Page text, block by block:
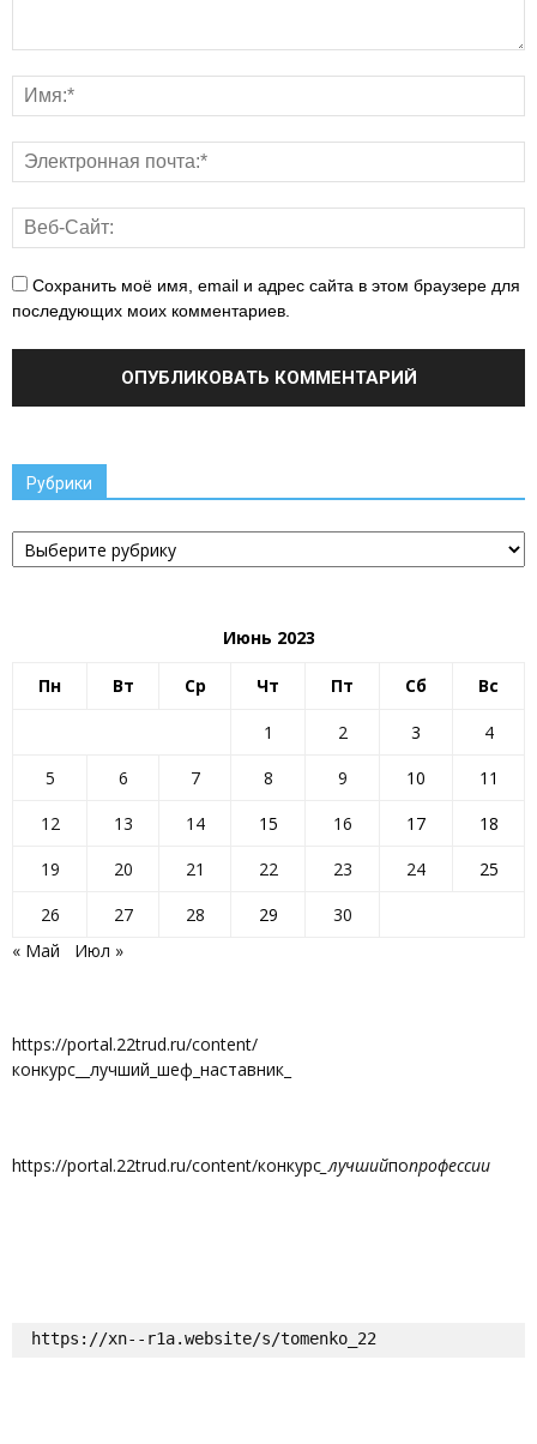
Сохранить моё имя, email и адрес сайта в этом браузере для
последующих моих комментариев.
Рубрики
Рубрики
Июнь 2023
Пн Вт Ср Чт Пт Сб Вс
1 2 3
4
5
6 7 8 9 10
11
12
13 14 15 16 17
18
19
20 21 22 23 24
25
26
27 28 29
30
« Май
Июл »
https://portal.22trud.ru/content/
конкурс__лучший_шеф_наставник_
https://portal.22trud.ru/content/конкурс _лучшийпопрофессии
https://xn--r1a.website/s/tomenko_22